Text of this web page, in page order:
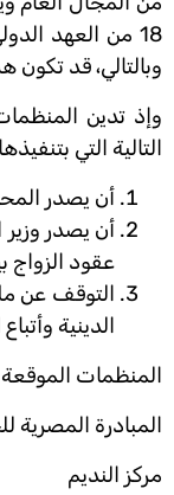
وبالتالي، قد
وإذ تدين
التالية التي
أن يصدر
عقود الزواج
التوقف عن
الدينية
المنظمات الموقعة
المبادرة
مركز النديم